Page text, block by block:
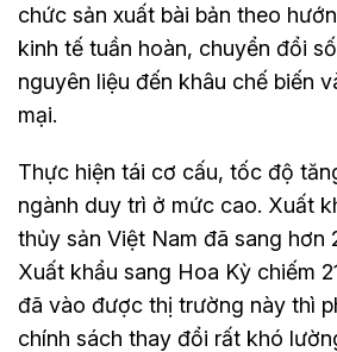
chức sản xuất bài bản theo
kinh tế tuần hoàn, chuyển đổi
nguyên liệu đến khâu chế biến
mại.
Thực hiện tái cơ cấu, tốc độ
ngành duy trì ở mức cao. Xuất
thủy sản Việt Nam đã sang hơn
Xuất khẩu sang Hoa Kỳ chiếm
đã vào được thị trường này thì
chính sách thay đổi rất khó